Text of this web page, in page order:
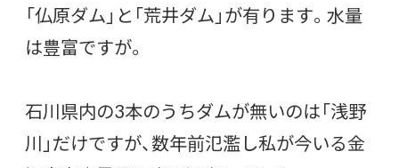
「仏原ダム」と「荒井ダム」が有ります。水量
は豊富ですが。
石川県内の3本のうちダムが無いのは「浅野
川」だけですが、数年前氾濫し私が今いる金